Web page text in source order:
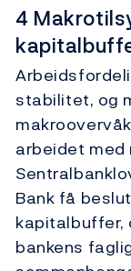
4
stabilitet, og
arbeidet med
Bank få
kapitalbuffer,
bankens